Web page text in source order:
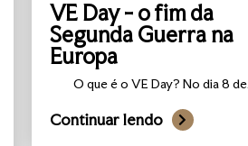
VE Day - o fim da
Segunda Guerra na
Europa
O que é o VE Day? No dia 8
Continuar lendo